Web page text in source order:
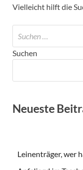
Vielleicht hilft die
Suchen
Neueste
Leinenträger, wer